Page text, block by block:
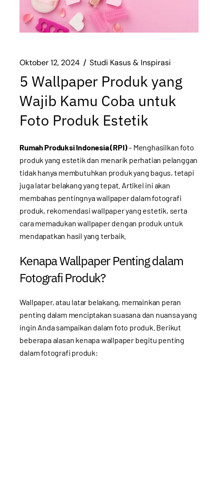
Oktober 12, 2024 Studi Kasus & Inspirasi
5 Wallpaper Produk yang
Wajib Kamu Coba untuk
Foto Produk Estetik
Rumah Produksi Indonesia (RPI)– Menghasilkan foto
produk yang estetik dan menarik perhatian pelanggan
tidak hanya membutuhkan produk yang bagus, tetapi
juga latar belakang yang tepat. Artikel ini akan
membahas pentingnya wallpaper dalam fotografi
produk, rekomendasi wallpaper yang estetik, serta
cara memadukan wallpaper dengan produk untuk
mendapatkan hasil yang terbaik.
Kenapa Wallpaper Penting dalam
Fotografi Produk?
Wallpaper, atau latar belakang, memainkan peran
penting dalam menciptakan suasana dan nuansa yang
ingin Anda sampaikan dalam foto produk. Berikut
beberapa alasan kenapa wallpaper begitu penting
dalam fotografi produk: